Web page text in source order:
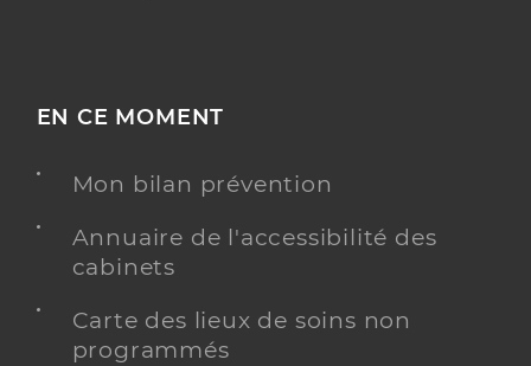
EN CE MOMENT
Mon bilan prévention
Annuaire de l'accessibilité des
cabinets
Carte des lieux de soins non
programmés